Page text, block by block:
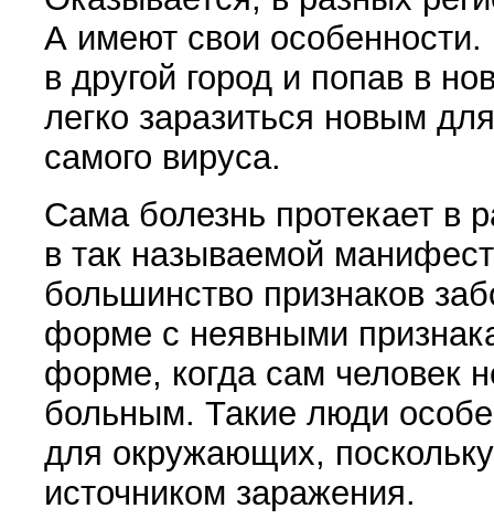
А имеют свои особенности.
в другой город и попав в
легко заразиться новым
самого вируса.
Сама болезнь протекает в
в так называемой
большинство признаков
форме с неявными
форме, когда сам человек
больным. Такие люди
для окружающих,
источником заражения.